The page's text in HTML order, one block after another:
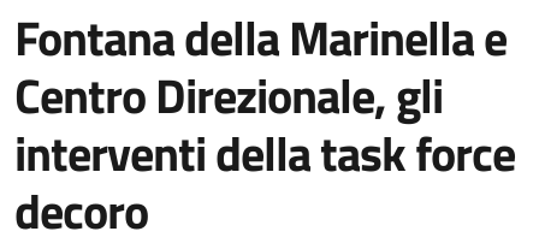
Fontana della Marinella e
Centro Direzionale, gli
interventi della task force
decoro